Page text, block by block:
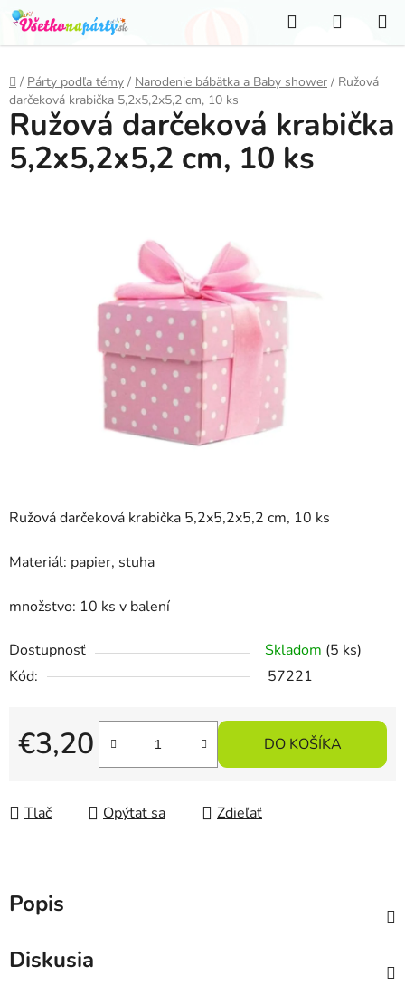
Prejsť
na
obsah
Hľadať
KOŠÍK
Domov
/ Párty podľa témy / Narodenie bábätka a Baby shower / Ružová
darčeková krabička 5,2x5,2x5,2 cm, 10 ks
Ružová darčeková krabička 5,2x5,2x5,2 cm, 10 ks
Materiál: papier, stuha
množstvo: 10 ks v balení
Dostupnosť Skladom (5 ks)
Kód:
57221
€3,20
Jednotková cena:
DO KOŠÍKA
Tlač Opýtať sa Zdieľať
Ružová darčeková krabička
5,2x5,2x5,2 cm, 10 ks
Popis
Diskusia